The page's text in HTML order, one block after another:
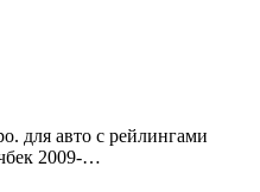
для авто с рейлингами
2009-…